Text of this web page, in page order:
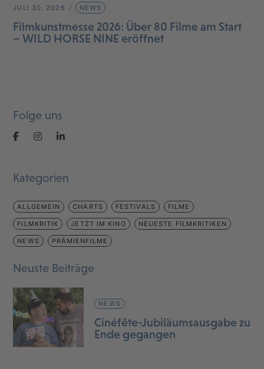
JULI 30, 2026 NEWS
Filmkunstmesse 2026: Über 80 Filme am Start
– WILD HORSE NINE eröffnet
Folge uns
Kategorien
ALLGEMEIN CHARTS FESTIVALS FILME
FILMKRITIK JETZT IM KINO NEUESTE FILMKRITIKEN
NEWS PRÄMIENFILME
Neuste Beiträge
NEWS
Cinéfête-Jubiläumsausgabe zu
Ende gegangen